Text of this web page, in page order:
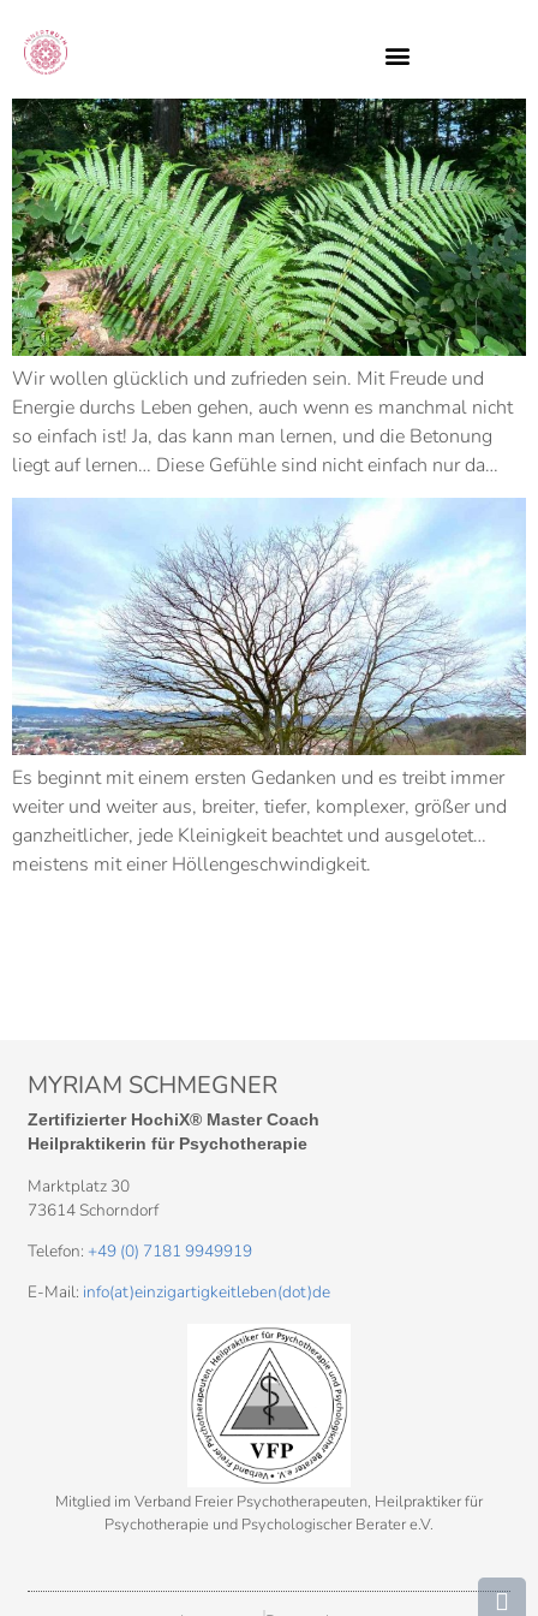
Wir wollen glücklich und zufrieden sein. Mit Freude und
Energie durchs Leben gehen, auch wenn es manchmal nicht
so einfach ist! Ja, das kann man lernen, und die Betonung
liegt auf lernen… Diese Gefühle sind nicht einfach nur da…
Es beginnt mit einem ersten Gedanken und es treibt immer
weiter und weiter aus, breiter, tiefer, komplexer, größer und
ganzheitlicher, jede Kleinigkeit beachtet und ausgelotet…
meistens mit einer Höllengeschwindigkeit.
MYRIAM SCHMEGNER
Zertifizierter HochiX® Master Coach
Heilpraktikerin für Psychotherapie
Marktplatz 30
73614 Schorndorf
Telefon: +49 (0) 7181 9949919
E-Mail: info(at)einzigartigkeitleben(dot)de
Mitglied im Verband Freier Psychotherapeuten, Heilpraktiker für
Psychotherapie und Psychologischer Berater e.V.